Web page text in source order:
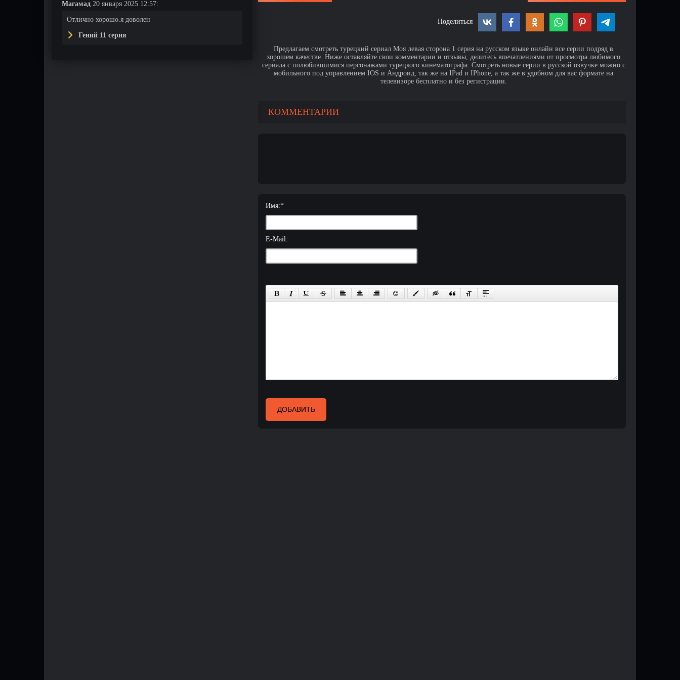
Магамад 20 января 2025 12:57:
Отлично хорошо.я доволен
Гений 11 серия
Поделиться
Предлагаем смотреть турецкий сериал Моя левая сторона 1 серия на русском языке онлайн все серии подряд в
хорошем качестве. Ниже оставляйте свои комментарии и отзывы, делитесь впечатлениями от просмотра любимого
сериала с полюбившимися персонажами турецкого кинематографа. Смотреть новые серии в русской озвучке можно с
мобильного под управлением IOS и Андроид, так же на IPad и IPhone, а так же в удобном для вас формате на
телевизоре бесплатно и без регистрации.
КОММЕНТАРИИ
Имя:*
E-Mail:
ДОБАВИТЬ